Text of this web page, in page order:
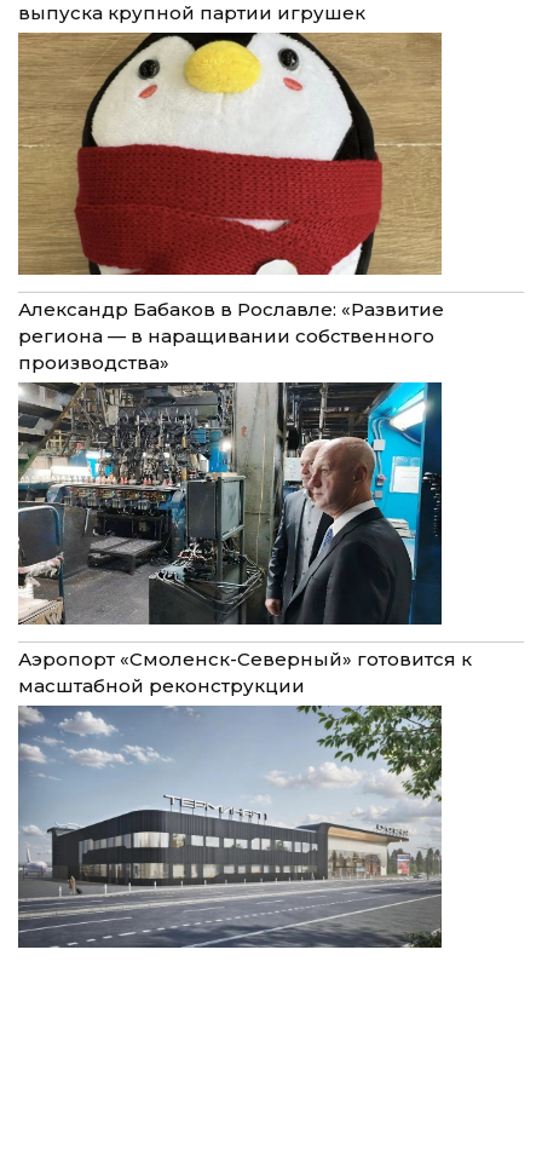
выпуска крупной партии игрушек
Александр Бабаков в Рославле: «Развитие
региона — в наращивании собственного
производства»
Аэропорт «Смоленск-Северный» готовится к
масштабной реконструкции